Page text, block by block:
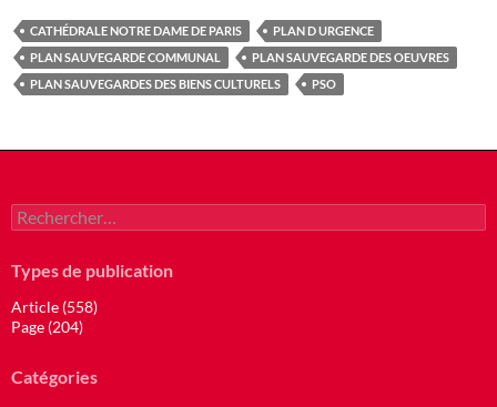
CATHÉDRALE NOTRE DAME DE PARIS
PLAN D URGENCE
PLAN SAUVEGARDE COMMUNAL
PLAN SAUVEGARDE DES OEUVRES
PLAN SAUVEGARDES DES BIENS CULTURELS
PSO
Rechercher :
Types de publication
Article (558)
Page (204)
Catégories